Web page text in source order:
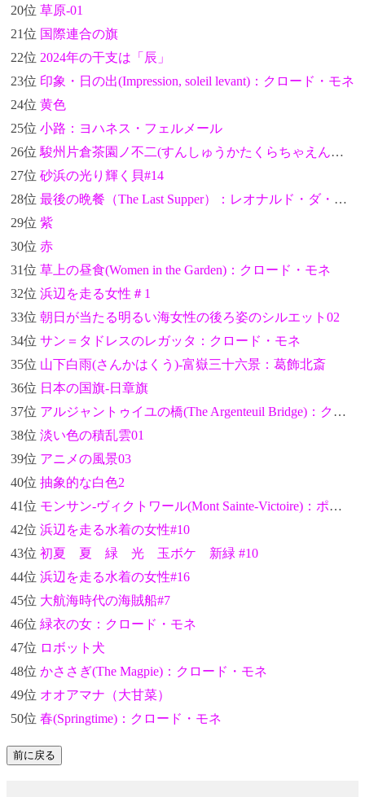
20位 草原-01
21位 国際連合の旗
22位 2024年の干支は「辰」
23位 印象・日の出(Impression, soleil levant)：クロード・モネ
24位 黄色
25位 小路：ヨハネス・フェルメール
26位 駿州片倉茶園ノ不二(すんしゅうかたくらちゃえんのふじ)-富嶽三十六景：葛飾北斎
27位 砂浜の光り輝く貝#14
28位 最後の晩餐（The Last Supper）：レオナルド・ダ・ヴィンチ
29位 紫
30位 赤
31位 草上の昼食(Women in the Garden)：クロード・モネ
32位 浜辺を走る女性＃1
33位 朝日が当たる明るい海女性の後ろ姿のシルエット02
34位 サン＝タドレスのレガッタ：クロード・モネ
35位 山下白雨(さんかはくう)-富嶽三十六景：葛飾北斎
36位 日本の国旗-日章旗
37位 アルジャントゥイユの橋(The Argenteuil Bridge)：クロード・モネ
38位 淡い色の積乱雲01
39位 アニメの風景03
40位 抽象的な白色2
41位 モンサン-ヴィクトワール(Mont Sainte-Victoire)：ポール・セザンヌ
42位 浜辺を走る水着の女性#10
43位 初夏 夏 緑 光 玉ボケ 新緑 #10
44位 浜辺を走る水着の女性#16
45位 大航海時代の海賊船#7
46位 緑衣の女：クロード・モネ
47位 ロボット犬
48位 かささぎ(The Magpie)：クロード・モネ
49位 オオアマナ（大甘菜）
50位 春(Springtime)：クロード・モネ